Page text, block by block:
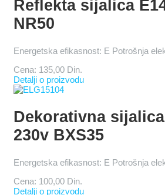
Reflekta sijalica
NR50
Energetska efikasnost: E Potrošnja
Cena: 135,00 Din.
Detalji o proizvodu
Dekorativna
230v BXS35
Energetska efikasnost: E Potrošnja
Cena: 100,00 Din.
Detalji o proizvodu